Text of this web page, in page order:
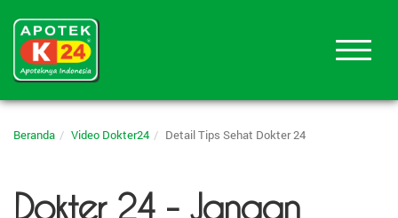
Beranda Video Dokter24 Detail Tips Sehat Dokter 24
Dokter 24 - Jangan